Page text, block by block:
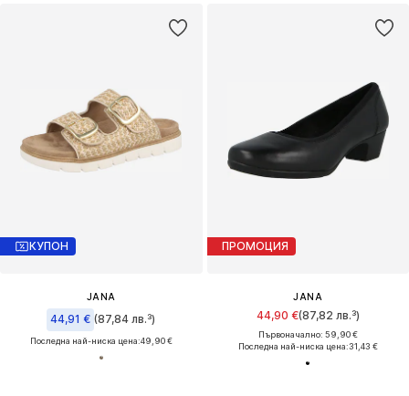
КУПОН
JANA
44,91 € (87,84 лв.³)
Последна най-ниска цена:49,90 €
ПРОМОЦИЯ
JANA
44,90 €(87,82 лв.³)
Първоначално: 59,90 €
Последна най-ниска цена:31,43 €